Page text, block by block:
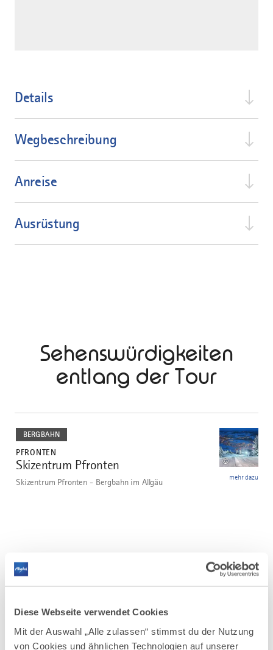
Diese Webseite verwendet Cookies
Mit der Auswahl „Alle zulassen“ stimmst du der Nutzung
von Cookies und ähnlichen Technologien auf unserer
Details
Wegbeschreibung
Anreise
Ausrüstung
Sehenswürdigkeiten
entlang der Tour
BERGBAHN
PFRONTEN
1
Skizentrum Pfronten ©
Skizentrum Pfronten - Bergbahn im Allgäu mehr dazu
dazu
Ähnliche Touren
RODELN
mehr
dazu